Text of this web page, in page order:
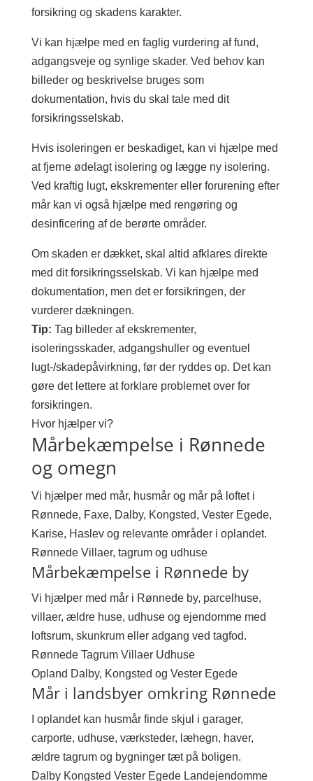
forsikring og skadens karakter.
Vi kan hjælpe med en faglig vurdering af fund,
adgangsveje og synlige skader. Ved behov kan
billeder og beskrivelse bruges som
dokumentation, hvis du skal tale med dit
forsikringsselskab.
Hvis isoleringen er beskadiget, kan vi hjælpe med
at fjerne ødelagt isolering og lægge ny isolering.
Ved kraftig lugt, ekskrementer eller forurening efter
mår kan vi også hjælpe med rengøring og
desinficering af de berørte områder.
Om skaden er dækket, skal altid afklares direkte
med dit forsikringsselskab. Vi kan hjælpe med
dokumentation, men det er forsikringen, der
vurderer dækningen.
Tip: Tag billeder af ekskrementer,
isoleringsskader, adgangshuller og eventuel
lugt-/skadepåvirkning, før der ryddes op. Det kan
gøre det lettere at forklare problemet over for
forsikringen.
Hvor hjælper vi?
Mårbekæmpelse i Rønnede
og omegn
Vi hjælper med mår, husmår og mår på loftet i
Rønnede, Faxe, Dalby, Kongsted, Vester Egede,
Karise, Haslev og relevante områder i oplandet.
Rønnede Villaer, tagrum og udhuse
Mårbekæmpelse i Rønnede by
Vi hjælper med mår i Rønnede by, parcelhuse,
villaer, ældre huse, udhuse og ejendomme med
loftsrum, skunkrum eller adgang ved tagfod.
Rønnede Tagrum Villaer Udhuse
Opland Dalby, Kongsted og Vester Egede
Mår i landsbyer omkring Rønnede
I oplandet kan husmår finde skjul i garager,
carporte, udhuse, værksteder, læhegn, haver,
ældre tagrum og bygninger tæt på boligen.
Dalby Kongsted Vester Egede Landejendomme